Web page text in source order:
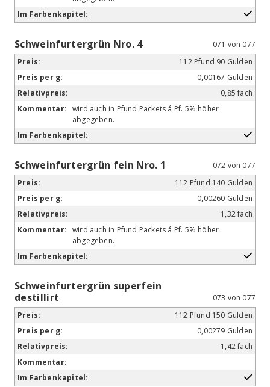
Schweinfurtergrün Nro. 4
071 von 077
112 Pfund 90 Gulden
0,00167 Gulden
0,85 fach
wird auch in Pfund Packets á Pf. 5% höher
abgegeben.
Schweinfurtergrün fein Nro. 1
072 von 077
112 Pfund 140 Gulden
0,00260 Gulden
1,32 fach
wird auch in Pfund Packets á Pf. 5% höher
abgegeben.
Schweinfurtergrün superfein
destillirt
073 von 077
112 Pfund 150 Gulden
0,00279 Gulden
1,42 fach